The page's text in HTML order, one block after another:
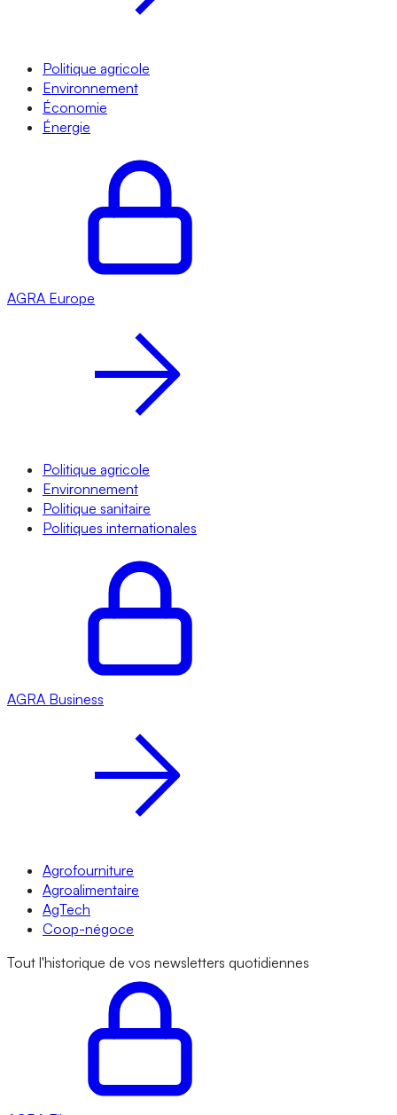
Politique agricole
Environnement
Économie
Énergie
AGRA Europe
Politique agricole
Environnement
Politique sanitaire
Politiques internationales
AGRA Business
Agrofourniture
Agroalimentaire
AgTech
Coop-négoce
Tout l'historique de vos newsletters quotidiennes